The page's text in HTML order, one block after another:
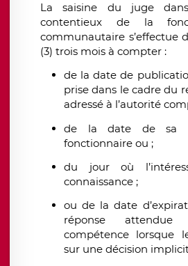
La saisine du juge
contentieux de la
communautaire s’effectue
(3) trois mois à compter :
de la date de
prise dans le cadre du
adressé à l’autorité
de la date de sa
fonctionnaire ou ;
du jour où
connaissance ;
ou de la date
réponse attendue
compétence lorsque
sur une décision